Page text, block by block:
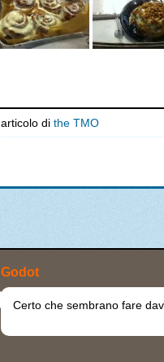
articolo di the TMO
Godot
Certo che sembrano fare